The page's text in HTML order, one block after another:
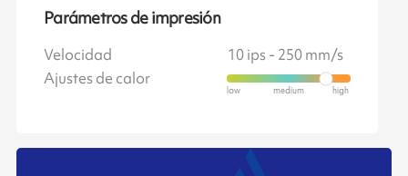
Parámetros de impresión
Velocidad
10 ips - 250 mm/s
Ajustes de calor